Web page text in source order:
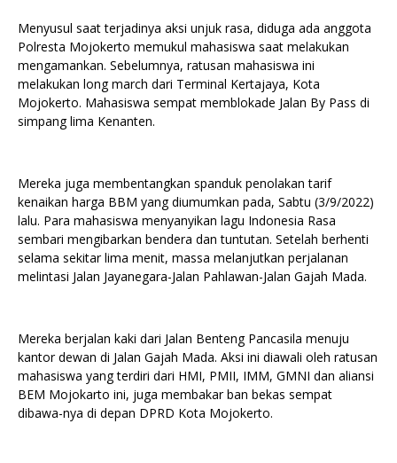
Menyusul saat terjadinya aksi unjuk rasa, diduga ada anggota
Polresta Mojokerto memukul mahasiswa saat melakukan
mengamankan. Sebelumnya, ratusan mahasiswa ini
melakukan long march dari Terminal Kertajaya, Kota
Mojokerto. Mahasiswa sempat memblokade Jalan By Pass di
simpang lima Kenanten.
Mereka juga membentangkan spanduk penolakan tarif
kenaikan harga BBM yang diumumkan pada, Sabtu (3/9/2022)
lalu. Para mahasiswa menyanyikan lagu Indonesia Rasa
sembari mengibarkan bendera dan tuntutan. Setelah berhenti
selama sekitar lima menit, massa melanjutkan perjalanan
melintasi Jalan Jayanegara-Jalan Pahlawan-Jalan Gajah Mada.
Mereka berjalan kaki dari Jalan Benteng Pancasila menuju
kantor dewan di Jalan Gajah Mada. Aksi ini diawali oleh ratusan
mahasiswa yang terdiri dari HMI, PMII, IMM, GMNI dan aliansi
BEM Mojokarto ini, juga membakar ban bekas sempat
dibawa-nya di depan DPRD Kota Mojokerto.